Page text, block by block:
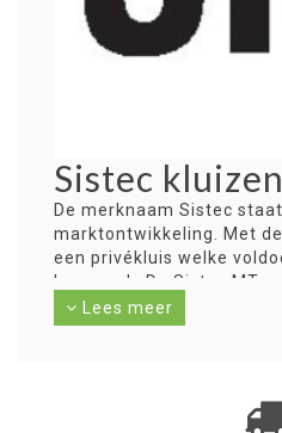
Sistec kluizen
De merknaam Sistec
marktontwikkeling. Met
een privékluis welke
keurmerk. De Sistec MT-
veel voorkomende vraag;
waardeberging in een
de weerstand aangeven
buitenaf. De Sistec MT is
Lees meer